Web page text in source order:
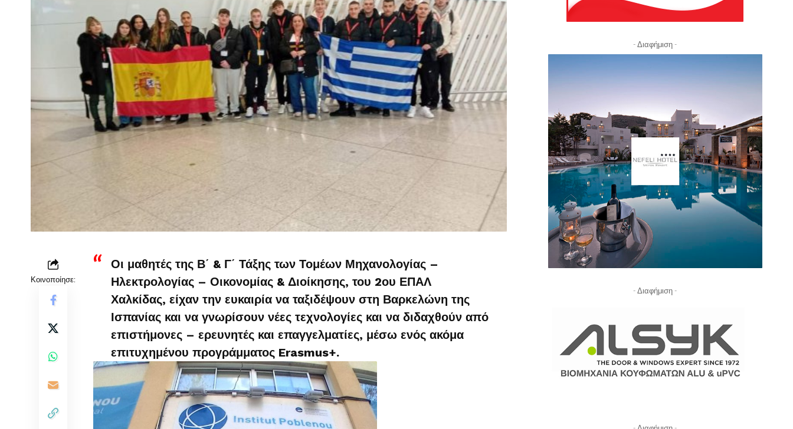
Κοινοποίησε:
Οι μαθητές της Β΄ & Γ΄ Τάξης των Τομέων Μηχανολογίας –
Ηλεκτρολογίας – Οικονομίας & Διοίκησης, του 2ου ΕΠΑΛ
Χαλκίδας, είχαν την ευκαιρία να ταξιδέψουν στη Βαρκελώνη της
Ισπανίας και να γνωρίσουν νέες τεχνολογίες και να διδαχθούν από
επιστήμονες – ερευνητές και επαγγελματίες, μέσω ενός ακόμα
επιτυχημένου προγράμματος Erasmus+.
- Διαφήμιση -
- Διαφήμιση -